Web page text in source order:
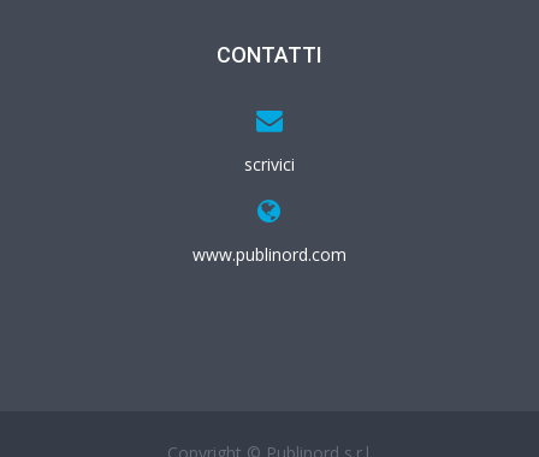
CONTATTI
scrivici
www.publinord.com